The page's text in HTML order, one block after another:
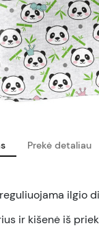
Prekė detaliau
ilgio
ir kišenė iš